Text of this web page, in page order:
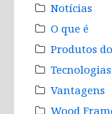
Notícias
O que é
Produtos
Vantagens
Wood